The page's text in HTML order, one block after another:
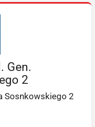
Gen.
2
Sosnkowskiego 2